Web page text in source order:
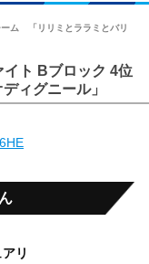
ム 「リリミとララミとバリ
ト Bブロック 4位
ディグニール」
リ